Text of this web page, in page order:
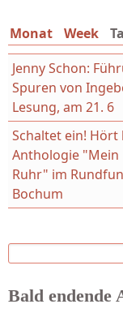
Monat Week
Jenny Schon:
Spuren von
Lesung, am 21. 6
Schaltet ein! Hört
Anthologie
Ruhr" im
Bochum
Suchformular
Suche
Bald endende